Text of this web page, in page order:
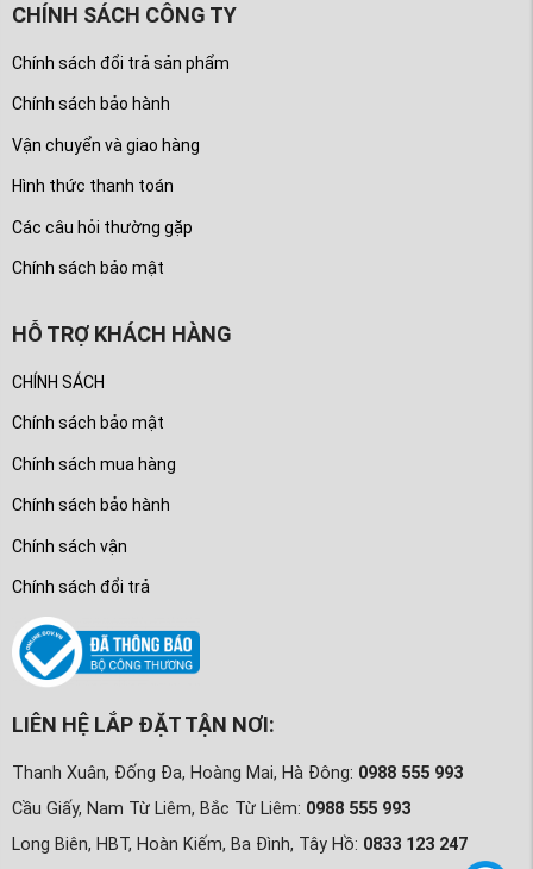
CHÍNH SÁCH CÔNG TY
Chính sách đổi trả sản phẩm
Chính sách bảo hành
Vận chuyển và giao hàng
Hình thức thanh toán
Các câu hỏi thường gặp
Chính sách bảo mật
HỖ TRỢ KHÁCH HÀNG
CHÍNH SÁCH
Chính sách bảo mật
Chính sách mua hàng
Chính sách bảo hành
Chính sách vận
Chính sách đổi trả
LIÊN HỆ LẮP ĐẶT TẬN NƠI:
Thanh Xuân, Đống Đa, Hoàng Mai, Hà Đông: 0988 555 993
Cầu Giấy, Nam Từ Liêm, Bắc Từ Liêm: 0988 555 993
Long Biên, HBT, Hoàn Kiếm, Ba Đình, Tây Hồ: 0833 123 247